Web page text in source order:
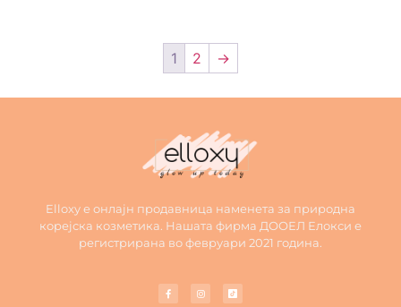
1 2 →
Elloxy е онлајн продавница наменета за природна
корејска козметика. Нашата фирма ДООЕЛ Елокси е
регистрирана во февруари 2021 година.